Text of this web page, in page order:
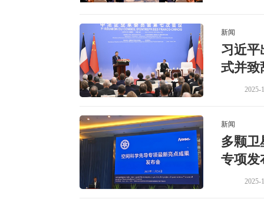
新闻
习近平
式并致
2025-
新闻
多颗卫
专项发
2025-